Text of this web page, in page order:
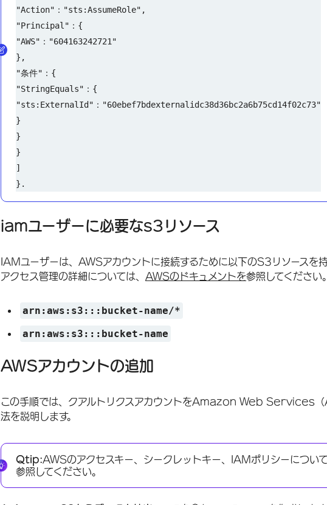
"Action"："sts:AssumeRole",
"Principal"：{
"AWS"："604163242721"
},
"条件"：{
"StringEquals"：{
"sts:ExternalId"："60ebef7bdexternalidc38d36bc2a6b75cd14f02c73"
}
}
}
]
}.
iamユーザーに必要なs3リソース
IAMユーザーは、AWSアカウントに接続するために以下のS3リソースを
アクセス管理の詳細については、 AWSのドキュメントを参照してください。
arn:aws:s3:::bucket-name/*
arn:aws:s3:::bucket-name
AWSアカウントの追加
この手順では、クアルトリクスアカウントをAmazon Web Services（
法を説明します。
Qtip:AWSのアクセスキー、シークレットキー、IAMポリシーについて
参照してください。